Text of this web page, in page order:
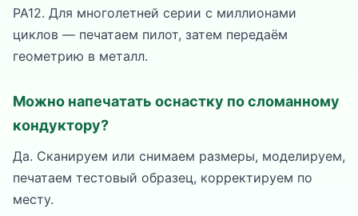
PA12. Для многолетней серии с миллионами
циклов — печатаем пилот, затем передаём
геометрию в металл.
Можно напечатать оснастку по сломанному
кондуктору?
Да. Сканируем или снимаем размеры, моделируем,
печатаем тестовый образец, корректируем по
месту.